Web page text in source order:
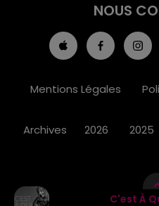
C'est À
NOUS
Mentions Légales
Archives 2026 2025